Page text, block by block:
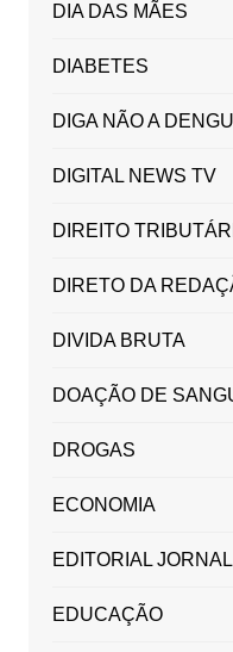
DIA DAS MÃES
DIABETES
DIGA NÃO A
DIGITAL NEWS TV
DIREITO
DIRETO DA
DIVIDA BRUTA
DOAÇÃO DE
DROGAS
ECONOMIA
EDITORIAL
EDUCAÇÃO